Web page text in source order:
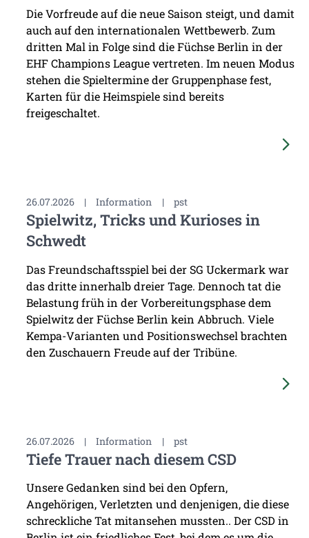
Die Vorfreude auf die neue Saison steigt, und damit
auch auf den internationalen Wettbewerb. Zum
dritten Mal in Folge sind die Füchse Berlin in der
EHF Champions League vertreten. Im neuen Modus
stehen die Spieltermine der Gruppenphase fest,
Karten für die Heimspiele sind bereits
freigeschaltet.
26.07.2026 | Information | pst
Spielwitz, Tricks und Kurioses in
Schwedt
Das Freundschaftsspiel bei der SG Uckermark war
das dritte innerhalb dreier Tage. Dennoch tat die
Belastung früh in der Vorbereitungsphase dem
Spielwitz der Füchse Berlin kein Abbruch. Viele
Kempa-Varianten und Positionswechsel brachten
den Zuschauern Freude auf der Tribüne.
26.07.2026 | Information | pst
Tiefe Trauer nach diesem CSD
Unsere Gedanken sind bei den Opfern,
Angehörigen, Verletzten und denjenigen, die diese
schreckliche Tat mitansehen mussten.. Der CSD in